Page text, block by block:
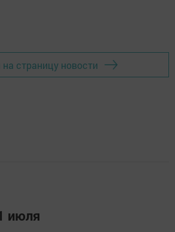
на страницу новости
июля